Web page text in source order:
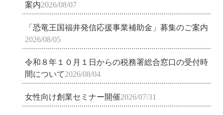
案内2026/08/07
「恐竜王国福井発信応援事業補助金」募集のご案内
2026/08/05
令和８年１０月１日からの税務署総合窓口の受付時
間について2026/08/04
女性向け創業セミナー開催2026/07/31